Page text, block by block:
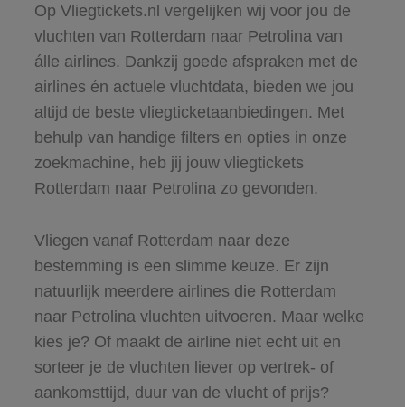
Op Vliegtickets.nl vergelijken wij voor jou de
vluchten van Rotterdam naar Petrolina van
álle airlines. Dankzij goede afspraken met de
airlines én actuele vluchtdata, bieden we jou
altijd de beste vliegticketaanbiedingen. Met
behulp van handige filters en opties in onze
zoekmachine, heb jij jouw vliegtickets
Rotterdam naar Petrolina zo gevonden.
Vliegen vanaf Rotterdam naar deze
bestemming is een slimme keuze. Er zijn
natuurlijk meerdere airlines die Rotterdam
naar Petrolina vluchten uitvoeren. Maar welke
kies je? Of maakt de airline niet echt uit en
sorteer je de vluchten liever op vertrek- of
aankomsttijd, duur van de vlucht of prijs?